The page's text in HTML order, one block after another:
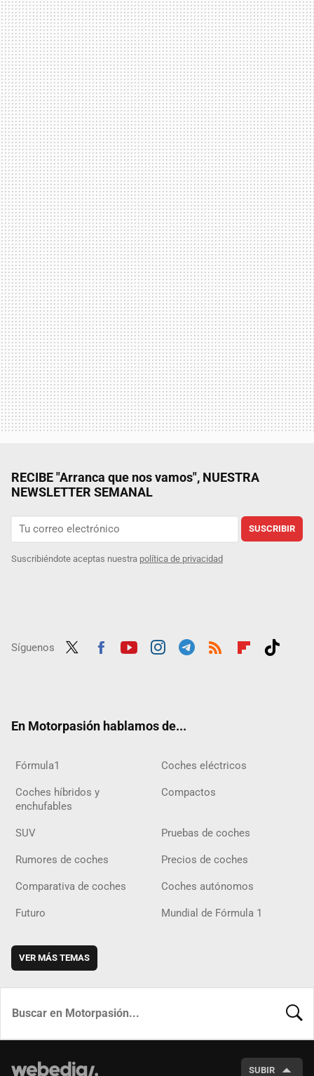
RECIBE "Arranca que nos vamos", NUESTRA
NEWSLETTER SEMANAL
SUSCRIBIR
Suscribiéndote aceptas nuestra política de privacidad
Síguenos
En Motorpasión hablamos de...
Fórmula1 Coches eléctricos
Coches híbridos y
enchufables
Compactos
SUV Pruebas de coches
Rumores de coches Precios de coches
Comparativa de coches Coches autónomos
Futuro Mundial de Fórmula 1
VER MÁS TEMAS
SUBIR